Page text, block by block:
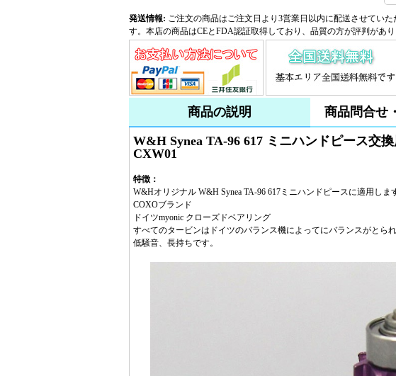
発送情報: ご注文の商品はご注文日より3営業日以内に配送させてい
す。本店の商品はCEとFDA認証取得しており、品質の方が評判があり
商品の説明 商品問合せ
W&H Synea TA-96 617 ミニハンドピース交
CXW01
特徴：
W&Hオリジナル W&H Synea TA-96 617ミニハンドピースに適用しま
COXOブランド
ドイツmyonic クローズドベアリング
すべてのタービンはドイツのバランス機によってにバランスがとられ
低騒音、長持ちです。